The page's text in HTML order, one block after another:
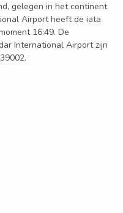
gelegen in het continent
Airport heeft de iata
16:49. De
International Airport zijn